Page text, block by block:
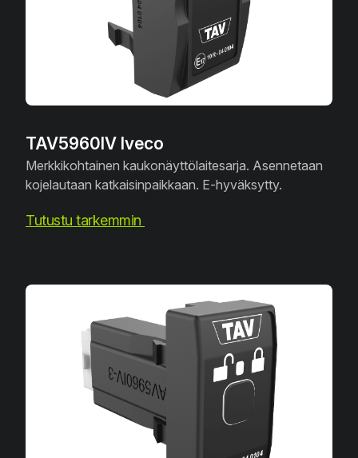
TAV5960IV Iveco
Merkkikohtainen kaukonäyttölaitesarja. Asennetaan
kojelautaan katkaisinpaikkaan. E-hyväksytty.
Tutustu tarkemmin